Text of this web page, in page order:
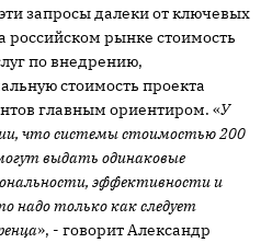
запросы далеки от ключевых
рынке стоимость
по внедрению,
стоимость проекта
главным ориентиром. «У
что системы стоимостью 200
выдать одинаковые
эффективности и
надо только как следует
», - говорит Александр